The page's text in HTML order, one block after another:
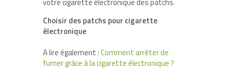
votre cigarette électronique des patchs.
Choisir des patchs pour cigarette
électronique
A lire également :Comment arrêter de
fumer grâce à la cigarette électronique ?